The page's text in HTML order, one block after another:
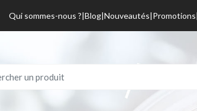
Qui sommes-nous ? Blog Nouveautés Promotions